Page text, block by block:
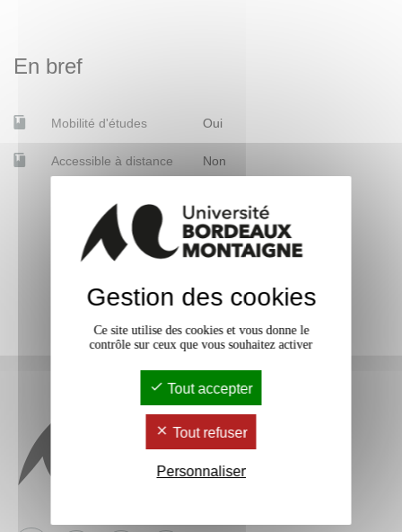
En bref
Mobilité d'études Oui
Accessible à distance Non
Gestion des cookies
Ce site utilise des cookies et vous donne le
contrôle sur ceux que vous souhaitez activer
Tout accepter
Tout refuser
Personnaliser